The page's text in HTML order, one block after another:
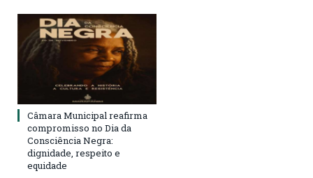
Câmara Municipal reafirma
compromisso no Dia da
Consciência Negra:
dignidade, respeito e
equidade